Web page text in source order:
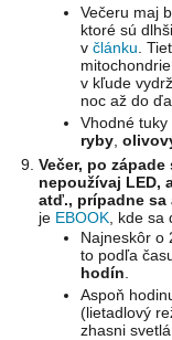
Večeru maj
ktoré sú
v článku .
v kľude
noc až do
Vhodné tuky
ryby,
Večer, po
nepoužívaj LED,
atď., prípadne sa
je EBOOK , kde
Najneskôr o
to podľa
hodín
Aspoň
(lietadlový
zhasni